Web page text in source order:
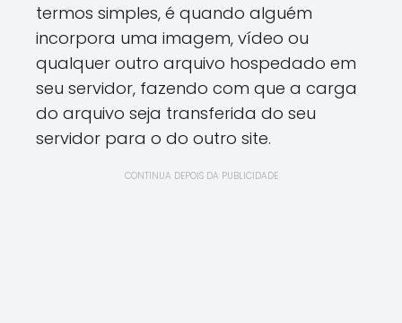
termos simples, é quando alguém
incorpora uma imagem, vídeo ou
qualquer outro arquivo hospedado em
seu servidor, fazendo com que a carga
do arquivo seja transferida do seu
servidor para o do outro site.
CONTINUA DEPOIS DA PUBLICIDADE